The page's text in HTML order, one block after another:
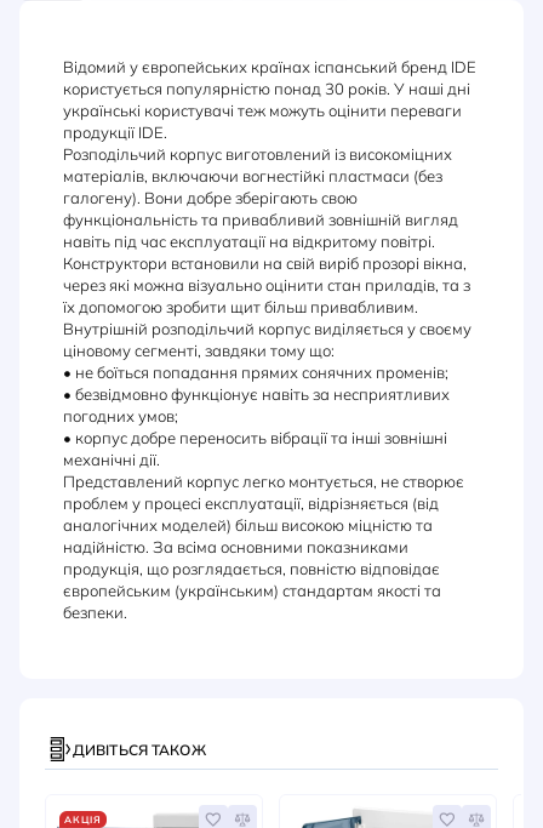
Відомий у європейських країнах іспанський бренд IDE
користується популярністю понад 30 років. У наші дні
українські користувачі теж можуть оцінити переваги
продукції IDE.
Розподільчий корпус виготовлений із високоміцних
матеріалів, включаючи вогнестійкі пластмаси (без
галогену). Вони добре зберігають свою
функціональність та привабливий зовнішній вигляд
навіть під час експлуатації на відкритому повітрі.
Конструктори встановили на свій виріб прозорі вікна,
через які можна візуально оцінити стан приладів, та з
їх допомогою зробити щит більш привабливим.
Внутрішній розподільчий корпус виділяється у своєму
ціновому сегменті, завдяки тому що:
• не боїться попадання прямих сонячних променів;
• безвідмовно функціонує навіть за несприятливих
погодних умов;
• корпус добре переносить вібрації та інші зовнішні
механічні дії.
Представлений корпус легко монтується, не створює
проблем у процесі експлуатації, відрізняється (від
аналогічних моделей) більш високою міцністю та
надійністю. За всіма основними показниками
продукція, що розглядається, повністю відповідає
європейським (українським) стандартам якості та
безпеки.
ДИВІТЬСЯ ТАКОЖ
АКЦІЯ